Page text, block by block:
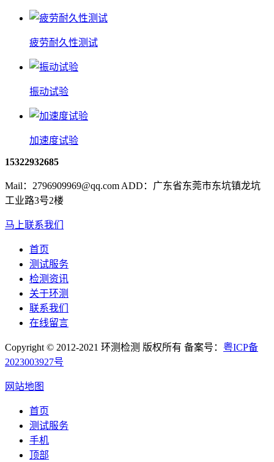
疲劳耐久性测试
振动试验
加速度试验
15322932685
Mail：2796909969@qq.com ADD：广东省东莞市东坑镇龙坑
工业路3号2楼
马上联系我们
首页
测试服务
检测资讯
关于环测
联系我们
在线留言
Copyright © 2012-2021 环测检测 版权所有 备案号： 粤ICP备
2023003927号
网站地图
首页
测试服务
手机
顶部